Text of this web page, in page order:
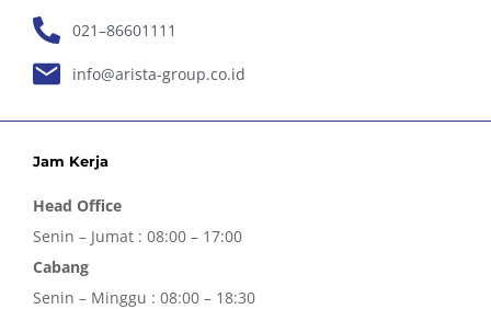
021–86601111
info@arista-group.co.id
Jam Kerja
Head Office
Senin – Jumat : 08:00 – 17:00
Cabang
Senin – Minggu : 08:00 – 18:30